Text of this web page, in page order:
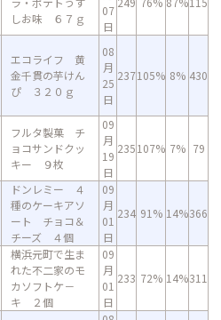
しお味 ６７ｇ
07
日
エコライフ 黄
金千貫の芋けん
ぴ ３２０ｇ
08
月
25
日
237105% 8% 430
フルタ製菓 チ
ョコサンドクッ
キー ９枚
09
月
19
日
235107% 7% 79
ドンレミー ４
種のケーキアソ
ート チョコ＆
チーズ ４個
09
月
01
日
234 91% 14%366
横浜元町で生ま
れた不二家のモ
カソフトケ－
キ ２個
09
月
01
日
233 72% 14%311